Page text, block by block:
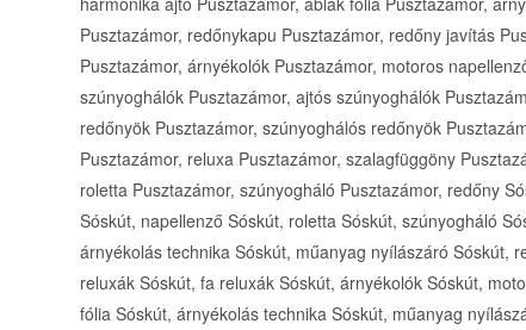
Pusztazámor, redőnykapu Pusztazámor, redőny javítás
Pusztazámor, árnyékolók Pusztazámor, motoros
szúnyoghálók Pusztazámor, ajtós szúnyoghálók
redőnyök Pusztazámor, szúnyoghálós redőnyök
Pusztazámor, reluxa Pusztazámor, szalagfüggöny
roletta Pusztazámor, szúnyogháló Pusztazámor, redőny
Sóskút, napellenző Sóskút, roletta Sóskút, szúnyogháló
árnyékolás technika Sóskút, műanyag nyílászáró Sóskút,
reluxák Sóskút, fa reluxák Sóskút, árnyékolók Sóskút,
fólia Sóskút, árnyékolás technika Sóskút, műanyag